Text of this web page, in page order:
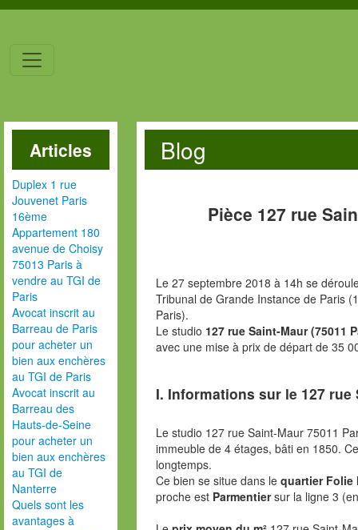
Articles
Duplex 1 rue
Jouvenet Paris
16ème
Appartement 180
avenue de Choisy
75013 Paris à
vendre au TGI de
Paris
Avocat inscrit au
Barreau de Paris
pour acheter un
bien aux enchères
au TGI de Paris
Avocat inscrit au
Barreau des
Hauts-de-Seine
pour acheter un
bien aux enchères
au TGI de
Nanterre
Quels sont les
avantages à
Blog
Pièce 127 rue
Le 27 septembre 2018 à 14h se
Tribunal de Grande Instance de Paris
Paris).
Le studio 127 rue Saint-Maur (75011
avec une mise à prix de départ de 35
I. Informations sur le 127 rue
Le studio 127 rue Saint-Maur 75011
immeuble de 4 étages, bâti en 1850.
longtemps.
Ce bien se situe dans le quartier
proche est Parmentiersur la ligne 3